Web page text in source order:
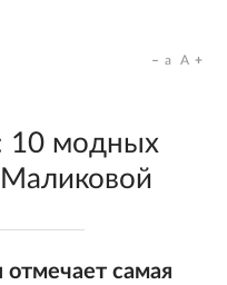
a A
10 модных
самая